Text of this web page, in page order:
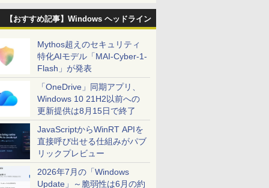
【おすすめ記事】Windows ヘッドライン
Mythos超えのセキュリティ
特化AIモデル「MAI-Cyber-1-
Flash」が発表
「OneDrive」同期アプリ、
Windows 10 21H2以前への
更新提供は8月15日で終了
JavaScriptからWinRT APIを
直接呼び出せる仕組みがパブ
リックプレビュー
2026年7月の「Windows
Update」～脆弱性は6月の約